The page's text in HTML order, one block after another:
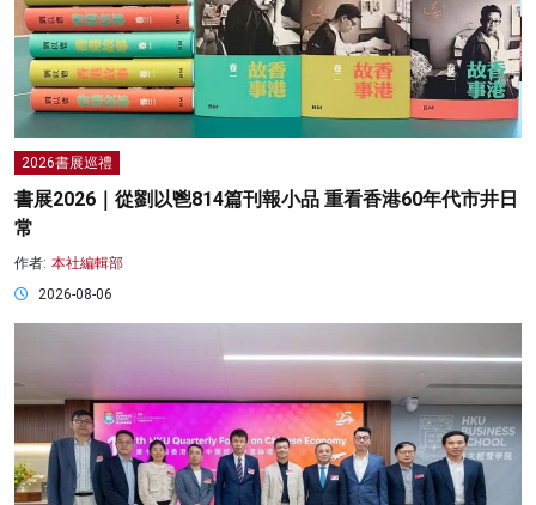
2026書展巡禮
書展2026｜從劉以鬯814篇刊報小品 重看香港60年代市井日
常
作者: 本社編輯部
2026-08-06